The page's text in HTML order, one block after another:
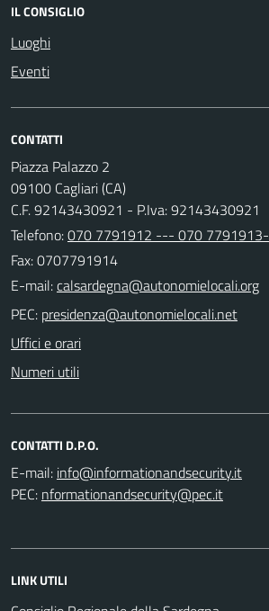
IL CONSIGLIO
Luoghi
Eventi
CONTATTI
Piazza Palazzo 2
09100 Cagliari (CA)
C.F. 92143430921 - P.Iva: 92143430921
Telefono:070 7791912 --- 070 7791913-
Fax: 0707791914
E-mail:
PEC:
Uffici e orari
Numeri utili
CONTATTI D.P.O.
E-mail:
PEC:
LINK UTILI